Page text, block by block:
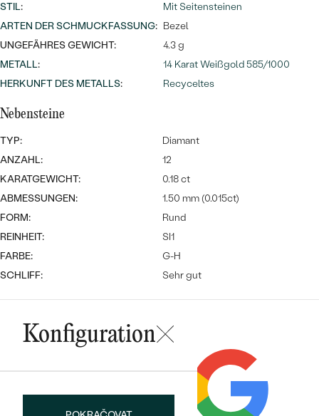
Wave Kollektion
MINIMALISTISCH
NACH ANLASS
NACH DER FARBE
MASSGEFERTIGTER
DIAMANTEN
Meistverkaufte
Ohrrinnge
ANSEHEN
Personalisierte
Halsketten
Meistverkaufte
Ringe
STIL:
Mit Seitensteinen
ARTEN DER SCHMUCKFASSUNG: Bezel
UNGEFÄHRES GEWICHT:
4.3 g
METALL:
14 Karat Weißgold 585/1000
HERKUNFT DES METALLS: Recyceltes
Nebensteine
TYP:
Diamant
ANZAHL:
12
KARATGEWICHT:
0.18 ct
ABMESSUNGEN:
1.50 mm (0.015ct)
FORM:
Rund
REINHEIT:
SI1
FARBE:
G-H
SCHLIFF:
Sehr gut
Konfiguration